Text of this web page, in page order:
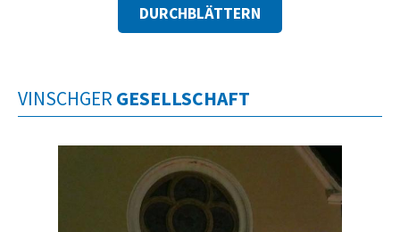
DURCHBLÄTTERN
VINSCHGER GESELLSCHAFT